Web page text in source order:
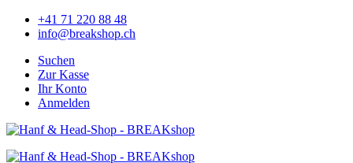
+41 71 220 88 48
info@breakshop.ch
Suchen
Zur Kasse
Ihr Konto
Anmelden